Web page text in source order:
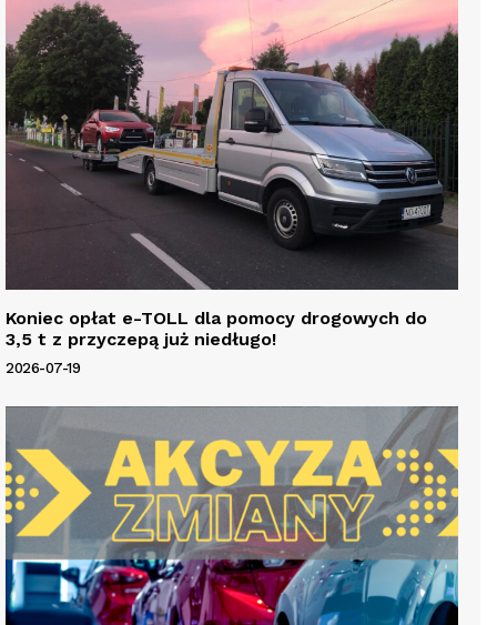
Koniec opłat e-TOLL dla pomocy drogowych do
3,5 t z przyczepą już niedługo!
2026-07-19